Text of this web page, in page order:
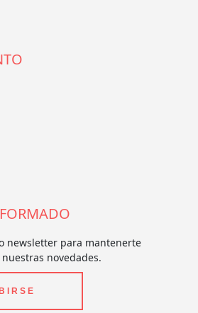
newsletter para mantenerte
novedades.